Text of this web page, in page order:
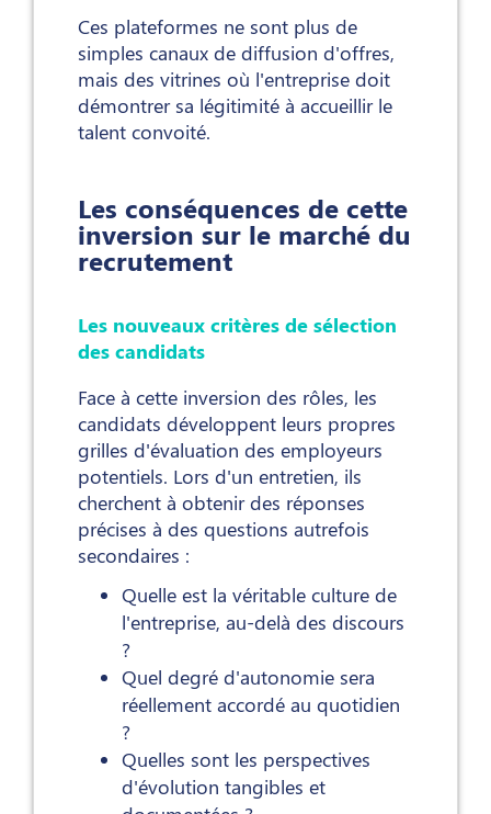
Ces plateformes ne sont plus de
simples canaux de diffusion d'offres,
mais des vitrines où l'entreprise doit
démontrer sa légitimité à accueillir le
talent convoité.
Les conséquences de cette
inversion sur le marché du
recrutement
Les nouveaux critères de sélection
des candidats
Face à cette inversion des rôles, les
candidats développent leurs propres
grilles d'évaluation des employeurs
potentiels. Lors d'un entretien, ils
cherchent à obtenir des réponses
précises à des questions autrefois
secondaires :
Quelle est la véritable culture de
l'entreprise, au-delà des discours
?
Quel degré d'autonomie sera
réellement accordé au quotidien
?
Quelles sont les perspectives
d'évolution tangibles et